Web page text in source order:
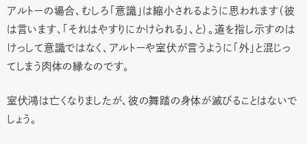
アルトーの場合、むしろ「意識」は縮小されるように思われます（彼
は言います、「それはやすりにかけられる」、と）。道を指し示すのは
けっして意識ではなく、アルトーや室伏が言うように「外」と混じっ
てしまう肉体の縁なのです。
室伏鴻は亡くなりましたが、彼の舞踏の身体が滅びることはないで
しょう。